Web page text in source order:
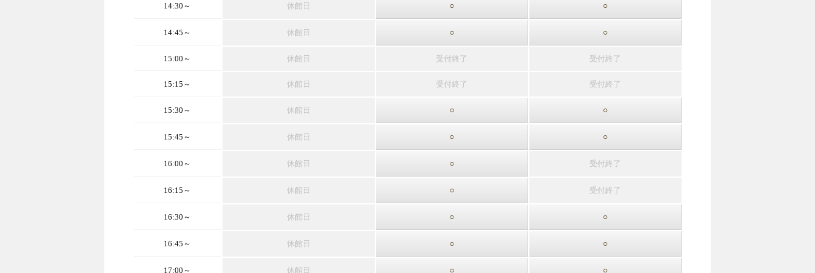
14:30～ 休館日 ○ ○
14:45～ 休館日 ○ ○
15:00～ 休館日 受付終了 受付終了
15:15～ 休館日 受付終了 受付終了
15:30～ 休館日 ○ ○
15:45～ 休館日 ○ ○
16:00～ 休館日 ○ 受付終了
16:15～ 休館日 ○ 受付終了
16:30～ 休館日 ○ ○
16:45～ 休館日 ○ ○
17:00～ 休館日 ○ ○